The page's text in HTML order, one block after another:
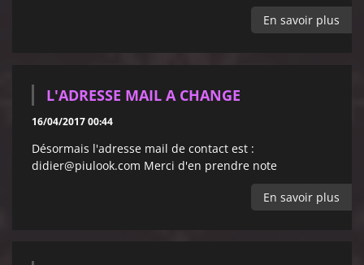
En savoir plus
L'ADRESSE MAIL A CHANGE
16/04/2017 00:44
Désormais l'adresse mail de contact est :
didier@piulook.com Merci d'en prendre note
En savoir plus